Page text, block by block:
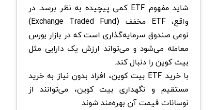
شاید مفهوم ETF کمی پیچیده به نظر برسد. در
واقع، ETF مخفف (Exchange Traded Fund)
نوعی صندوق سرمایه‌گذاری است که در بازار بورس
معامله می‌شود و می‌تواند ارزش یک دارایی مثل
بیت کوین را دنبال کند.
با خرید ETF بیت‌ کوین، افراد بدون نیاز به خرید
مستقیم و نگهداری بیت کوین، می‌توانند از
نوسانات قیمت آن بهره‌مند شوند.